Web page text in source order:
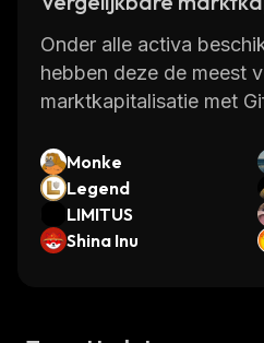
Onder alle activa
hebben deze de meest
marktkapitalisatie met
Monke
Legend
LIMITUS
Shina Inu